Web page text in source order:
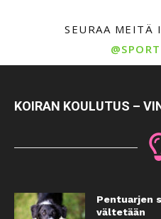
SEURAA MEITÄ
KOIRAN KOULUTUS –
Pentuarjen
vältetään